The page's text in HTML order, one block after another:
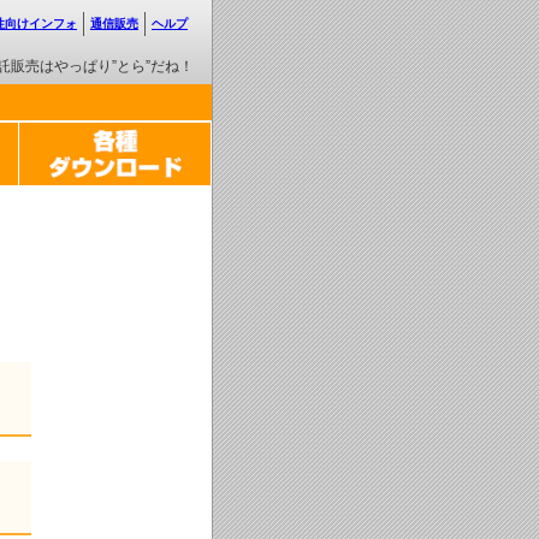
販売はやっぱり”とら”だね！
向けインフォ 通信販売 ヘルプ